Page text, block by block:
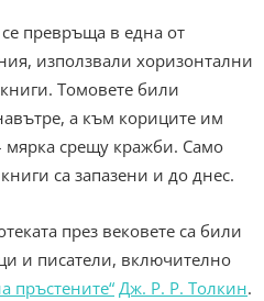
превръща в една от
използвали хоризонтални
Томовете били
а към кориците им
срещу кражби. Само
са запазени и до днес.
през вековете са били
и писатели, включително
пръстените“ Дж. Р. Р. Толкин.